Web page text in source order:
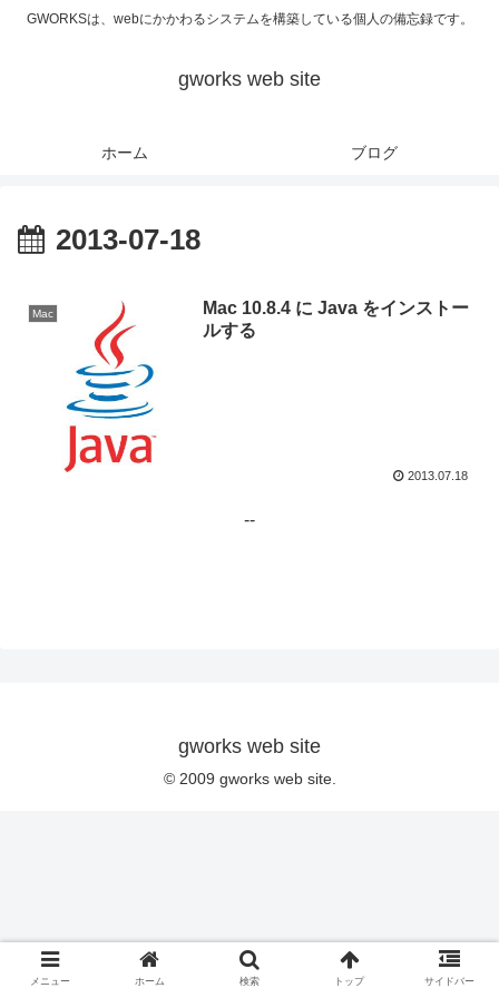
GWORKSは、webにかかわるシステムを構築している個人の備忘録です。
gworks web site
ホーム ブログ
2013-07-18
Mac
Mac 10.8.4 に Java をインストー
ルする
2013.07.18
--
gworks web site
© 2009 gworks web site.
メニュー ホーム 検索 トップ サイドバー